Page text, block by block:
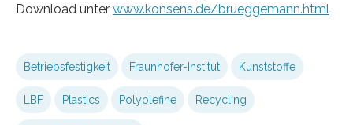
Download unter www.konsens.de/brueggemann.html
Betriebsfestigkeit Fraunhofer-Institut Kunststoffe
LBF Plastics Polyolefine Recycling